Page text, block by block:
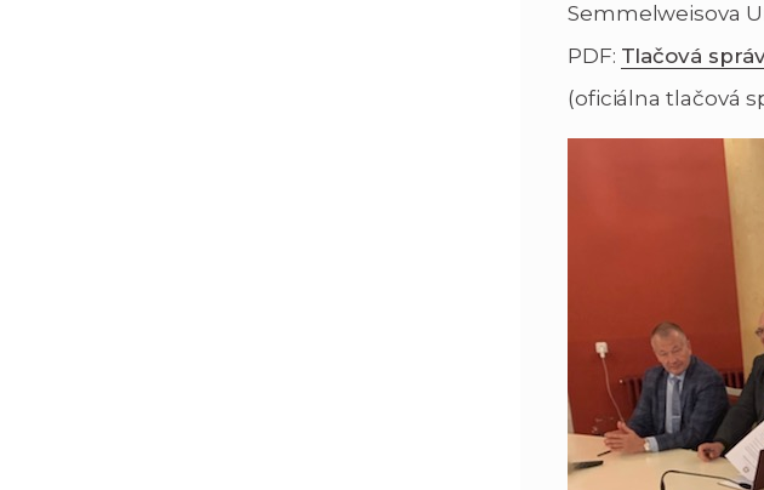
Semmelweisova
PDF: Tlačová
(oficiálna tlačová